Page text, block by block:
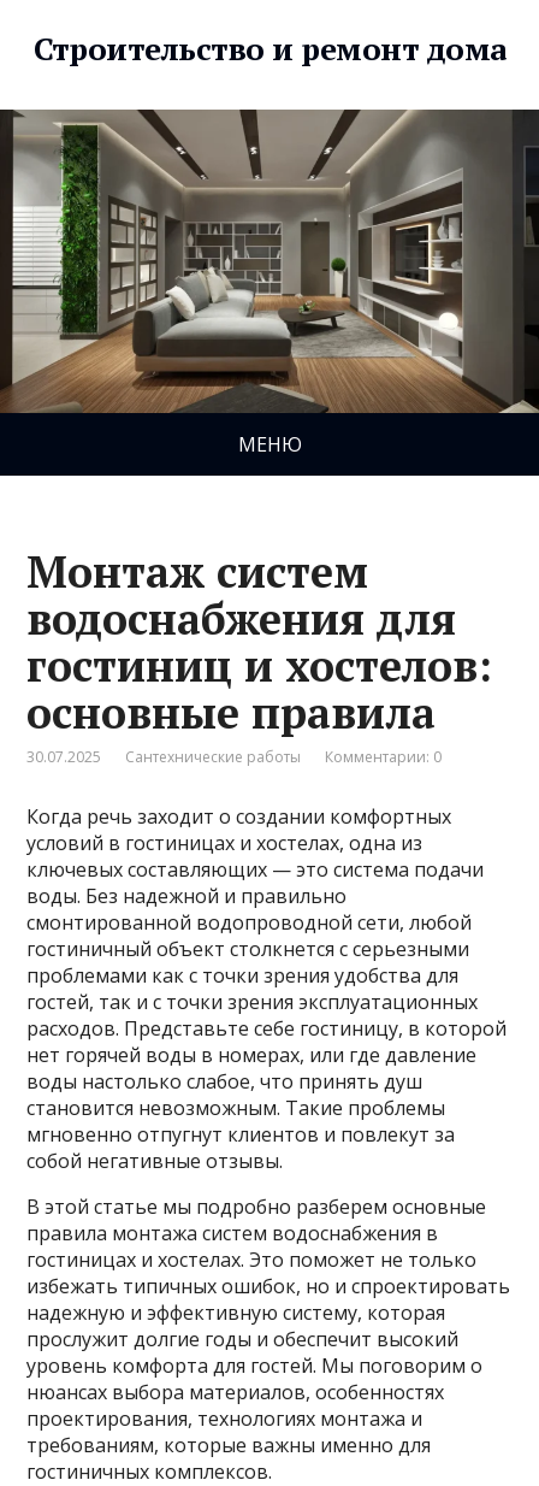
Строительство и ремонт дома
МЕНЮ
Монтаж систем
водоснабжения для
гостиниц и хостелов:
основные правила
30.07.2025 Сантехнические работы Комментарии: 0
Когда речь заходит о создании комфортных
условий в гостиницах и хостелах, одна из
ключевых составляющих — это система подачи
воды. Без надежной и правильно
смонтированной водопроводной сети, любой
гостиничный объект столкнется с серьезными
проблемами как с точки зрения удобства для
гостей, так и с точки зрения эксплуатационных
расходов. Представьте себе гостиницу, в которой
нет горячей воды в номерах, или где давление
воды настолько слабое, что принять душ
становится невозможным. Такие проблемы
мгновенно отпугнут клиентов и повлекут за
собой негативные отзывы.
В этой статье мы подробно разберем основные
правила монтажа систем водоснабжения в
гостиницах и хостелах. Это поможет не только
избежать типичных ошибок, но и спроектировать
надежную и эффективную систему, которая
прослужит долгие годы и обеспечит высокий
уровень комфорта для гостей. Мы поговорим о
нюансах выбора материалов, особенностях
проектирования, технологиях монтажа и
требованиям, которые важны именно для
гостиничных комплексов.